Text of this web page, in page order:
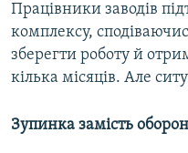
Працівники заводів
комплексу,
зберегти роботу й
кілька місяців. Але
Зупинка замість